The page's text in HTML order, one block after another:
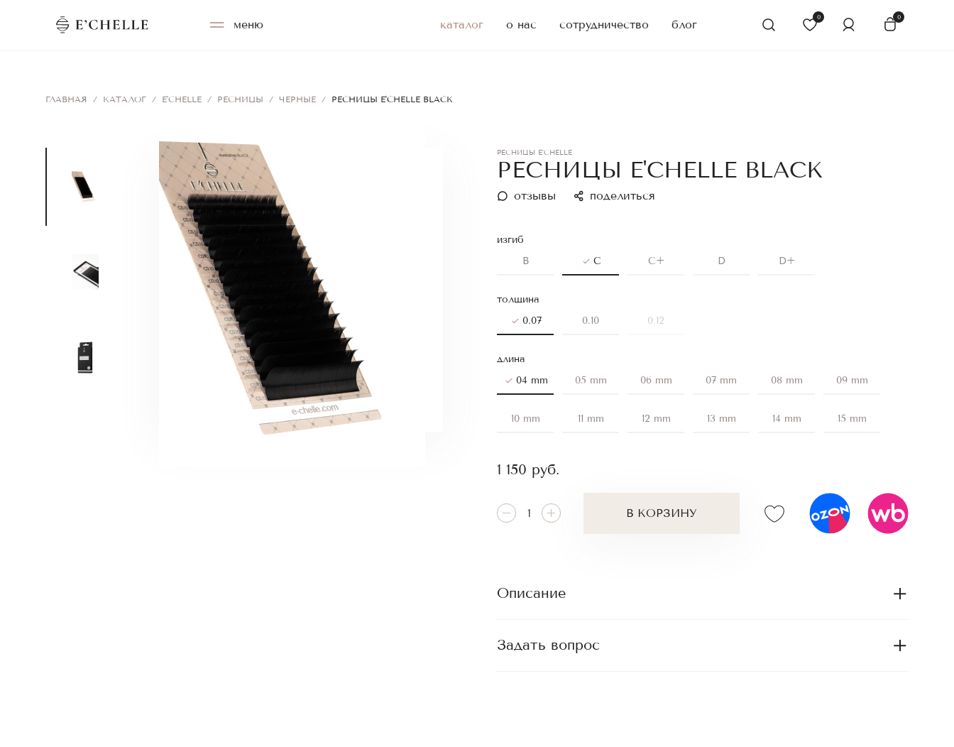
меню
0 0
каталог о нас сотрудничество блог
ГЛАВНАЯ / КАТАЛОГ / E'CHELLE / РЕСНИЦЫ / ЧЕРНЫЕ / РЕСНИЦЫ E'CHELLE BLACK
РЕСНИЦЫ E'CHELLE
РЕСНИЦЫ E'CHELLE BLACK
отзывы поделиться
изгиб
B
C C+ D D+
толщина
0.07
0.10 0.12
длина
04 mm
05 mm 06 mm 07 mm 08 mm 09 mm
10 mm 11 mm 12 mm 13 mm 14 mm 15 mm
1 150 руб.
В КОРЗИНУ
Описание
Задать вопрос